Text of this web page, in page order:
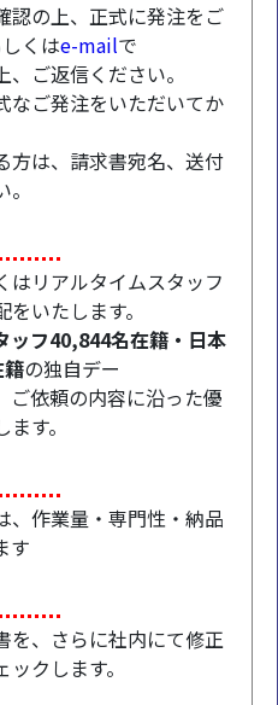
の上、正式に発注をご
くはe-mailで
、ご返信ください。
ご発注をいただいてか
は、請求書宛名、送付
リアルタイムスタッフ
いたします。
ッフ40,844名在籍・日本
の独自デー
ご依頼の内容に沿った優
す。
作業量・専門性・納品
す
、さらに社内にて修正
クします。